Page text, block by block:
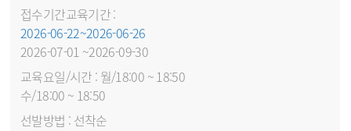
2026-06-22~2026-06-26
2026-07-01 ~2026-09-30
월/18:00 ~ 18:50
수/18:00 ~ 18:50
선착순